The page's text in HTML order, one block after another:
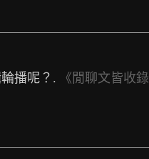
播呢？.
《閒聊文皆收